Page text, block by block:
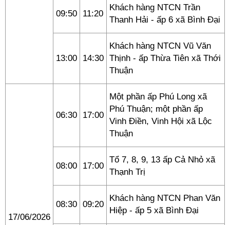
09:50 11:20
Khách hàng NTCN Trần
Thanh Hải - ấp 6 xã Bình Đại
13:00 14:30
Khách hàng NTCN Vũ Văn
Thịnh - ấp Thừa Tiên xã Thới
Thuận
17/06/2026
06:30 17:00
Một phần ấp Phú Long xã
Phú Thuận; một phần ấp
Vinh Điền, Vinh Hội xã Lộc
Thuận
08:00 17:00
Tổ 7, 8, 9, 13 ấp Cả Nhỏ xã
Thạnh Trị
08:30 09:20
Khách hàng NTCN Phan Văn
Hiệp - ấp 5 xã Bình Đại